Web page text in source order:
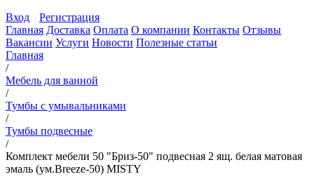
Вход
Регистрация
Главная Доставка Оплата О компании Контакты Отзывы
Вакансии Услуги Новости Полезные статьи
Главная
/
Мебель для ванной
/
Тумбы с умывальниками
/
Тумбы подвесные
/
Комплект мебели 50 "Бриз-50" подвесная 2 ящ. белая матовая
эмаль (ум.Breeze-50) MISTY